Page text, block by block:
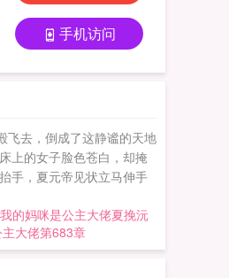
手机访问
飞去，倒成了这静谧的天地
上的女子脸色苍白，却掩
手，夏元帝见状立马伸手
我的妈咪是公主大佬夏挽沅
大佬第683章